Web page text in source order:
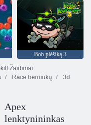
Bob plėšiką 3
Žaidimai
Race berniukų
3d
Apex
lenktynininkas